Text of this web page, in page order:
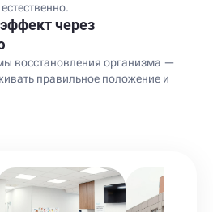
через
восстановления организма —
правильное положение и